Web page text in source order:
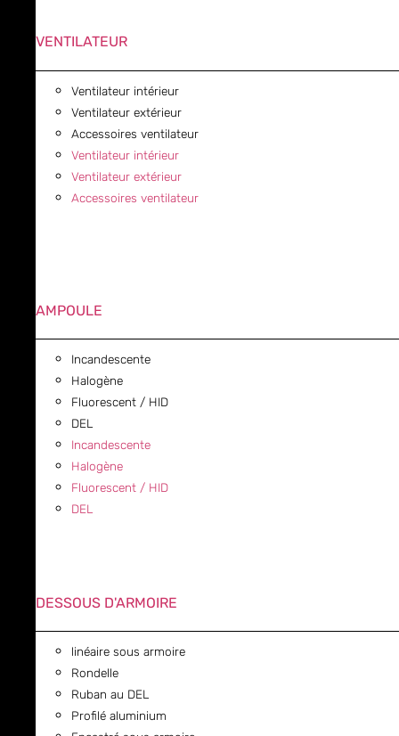
VENTILATEUR
Ventilateur intérieur
Ventilateur extérieur
Accessoires ventilateur
Ventilateur intérieur
Ventilateur extérieur
Accessoires ventilateur
AMPOULE
Incandescente
Halogène
Fluorescent / HID
DEL
Incandescente
Halogène
Fluorescent / HID
DEL
DESSOUS D'ARMOIRE
linéaire sous armoire
Rondelle
Ruban au DEL
Profilé aluminium